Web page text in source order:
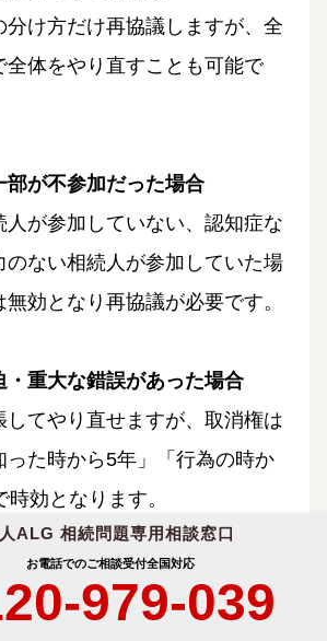
ALG 相続問題専用相談窓口
お電話でのご相談受付全国対応
979-039
分け方だけ再協議しますが、全
全体をやり直すことも可能で
部が不参加だった場合
人が参加していない、認知症な
のない相続人が参加していた場
効となり再協議が必要です。
・重大な錯誤があった場合
してやり直せますが、取消権は
った時から5年」「行為の時か
時効となります。
で不動産の相続人が変わる
必要になり、登録免許税や不